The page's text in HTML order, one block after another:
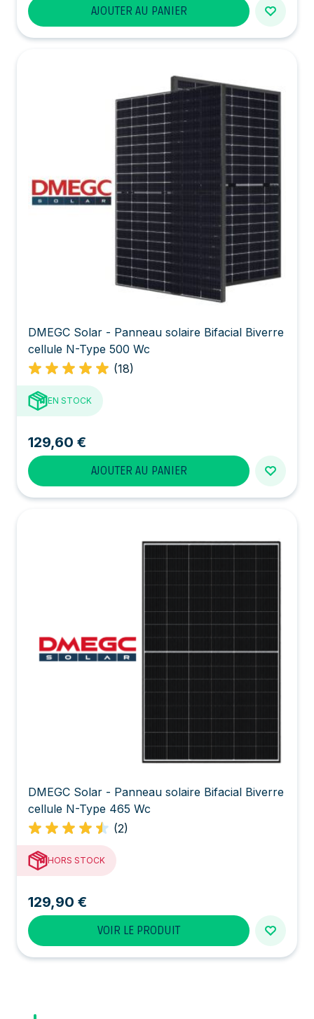
AJOUTER AU PANIER
DMEGC Solar - Panneau solaire Bifacial Biverre
cellule N-Type 500 Wc
(18)
EN STOCK
129,60 €
AJOUTER AU PANIER
DMEGC Solar - Panneau solaire Bifacial Biverre
cellule N-Type 465 Wc
(2)
HORS STOCK
129,90 €
VOIR LE PRODUIT